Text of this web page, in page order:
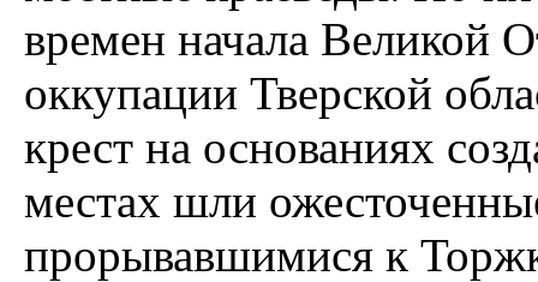
времен начала Великой
оккупации Тверской
крест на основаниях
местах шли
прорывавшимися к